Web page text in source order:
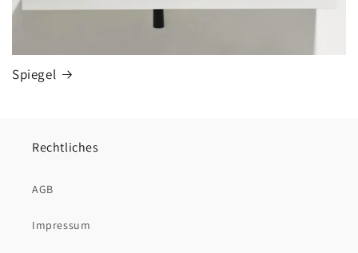
Spiegel
Rechtliches
AGB
Impressum